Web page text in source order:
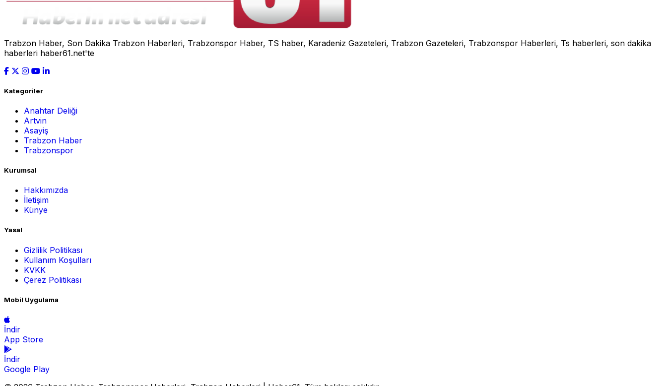
Trabzon Haber, Son Dakika Trabzon Haberleri, Trabzonspor Haber, TS haber, Karadeniz Gazeteleri, Trabzon Gazeteleri, Trabzonspor Haberleri, Ts haberleri, son dakika
haberleri haber61.net'te
Kategoriler
Anahtar Deliği
Artvin
Asayiş
Trabzon Haber
Trabzonspor
Kurumsal
Hakkımızda
İletişim
Künye
Yasal
Gizlilik Politikası
Kullanım Koşulları
KVKK
Çerez Politikası
Mobil Uygulama
İndir
App Store
İndir
Google Play